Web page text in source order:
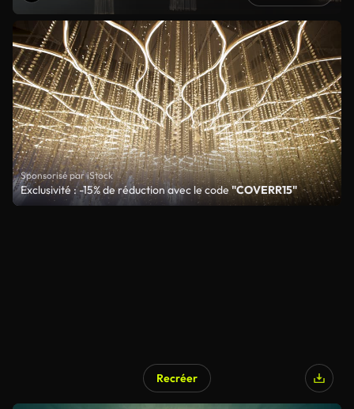
Sponsorisé par iStock
Exclusivité : -15% de réduction avec le code"COVERR15"
Recréer